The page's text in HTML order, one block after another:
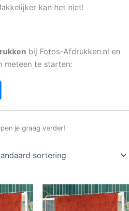
kan het niet!
bij Fotos-Afdrukken.nl en
meteen te starten:
je graag verder!